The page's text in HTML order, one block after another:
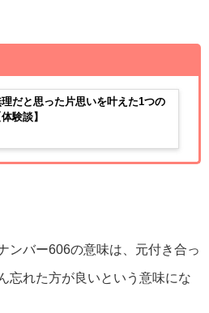
だと思った片思いを叶えた1つの
験談】
ンバー606の意味は、元付き合っ
忘れた方が良いという意味にな